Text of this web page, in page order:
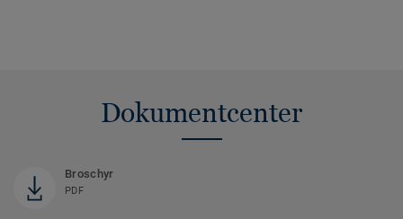
Dokumentcenter
Broschyr
PDF